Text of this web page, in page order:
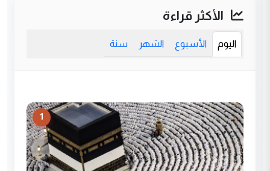
الأكثر قراءة
اليوم الأسبوع الشهر سنة
1